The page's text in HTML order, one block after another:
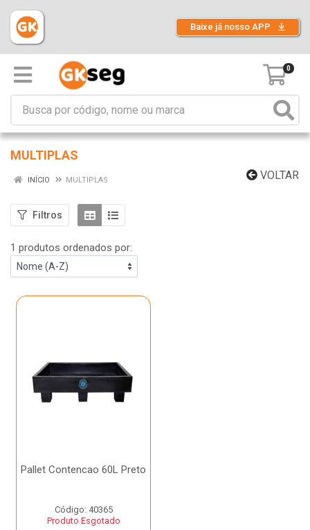
Baixe já nosso APP
0
MULTIPLAS
VOLTAR
INÍCIO MULTIPLAS
Filtros
1 produtos ordenados por:
Pallet Contencao 60L Preto
Código: 40365
Produto Esgotado